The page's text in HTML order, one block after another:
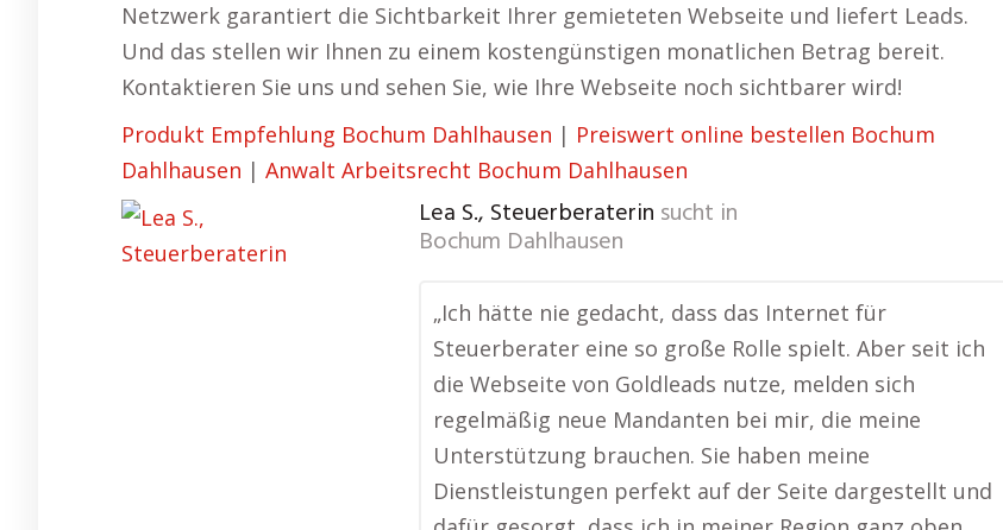
Netzwerk garantiert die Sichtbarkeit Ihrer gemieteten Webseite und liefert Leads.
Und das stellen wir Ihnen zu einem kostengünstigen monatlichen Betrag bereit.
Kontaktieren Sie uns und sehen Sie, wie Ihre Webseite noch sichtbarer wird!
Produkt Empfehlung Bochum Dahlhausen | Preiswert online bestellen Bochum
Dahlhausen | Anwalt Arbeitsrecht Bochum Dahlhausen
Lea S., Steuerberaterin sucht in
Bochum Dahlhausen
„Ich hätte nie gedacht, dass das Internet für
Steuerberater eine so große Rolle spielt. Aber seit ich
die Webseite von Goldleads nutze, melden sich
regelmäßig neue Mandanten bei mir, die meine
Unterstützung brauchen. Sie haben meine
Dienstleistungen perfekt auf der Seite dargestellt und